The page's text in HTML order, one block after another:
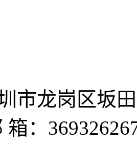
市龙岗区坂
：